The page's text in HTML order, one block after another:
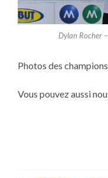
Dylan Rocher
Photos des
Vous pouvez aussi